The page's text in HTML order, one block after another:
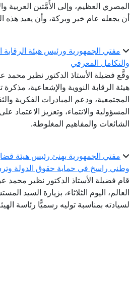
أن يجعله عام خير وبركة، وأن يعيد هذه
مفتي الجمهورية ورئيس هيئة الرقابة
والتكامل المعرفي
وقَّع فضيلة الأستاذ الدكتور نظير محمد
هيئة الرقابة النووية والإشعاعية،
المجتمعية، ودعم المبادرات الفكرية
المسؤولية والانتماء، وتعزيز
الشائعات والمفاهيم المغلوطة.
مفتي الجمهورية يهنئ رئيس هيئة
وطني راسخ في حماية حقوق الدولة
قام فضيلة الأستاذ الدكتور نظير محمد
العالم، اليوم الثلاثاء، بزيارة السيد
لسيادته بمناسبة توليه رسميًّا رئاسة